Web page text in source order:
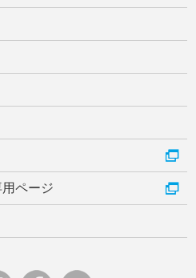
ページ